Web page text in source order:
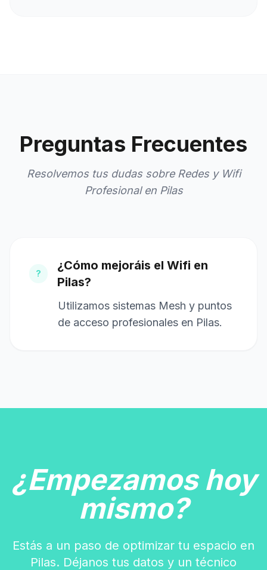
Preguntas Frecuentes
Resolvemos tus dudas sobre Redes y Wifi
Profesional en Pilas
?
¿Cómo mejoráis el Wifi en
Pilas?
Utilizamos sistemas Mesh y puntos
de acceso profesionales en Pilas.
¿Empezamos hoy
mismo?
Estás a un paso de optimizar tu espacio en
Pilas. Déjanos tus datos y un técnico